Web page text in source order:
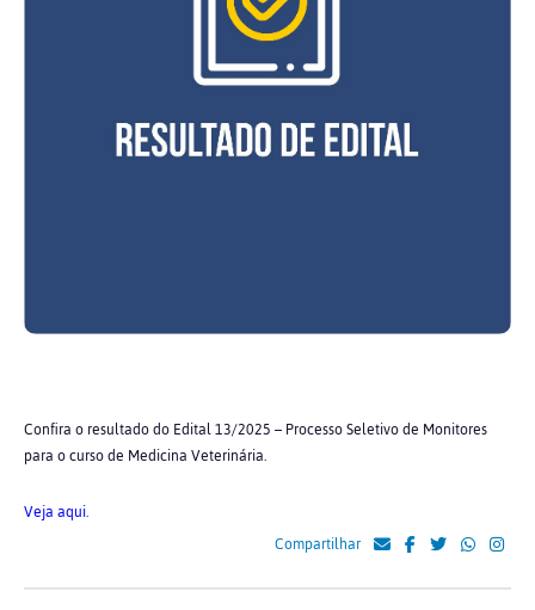
Confira o resultado do Edital 13/2025 – Processo Seletivo de Monitores
para o curso de Medicina Veterinária.
Veja aqui.
Compartilhar